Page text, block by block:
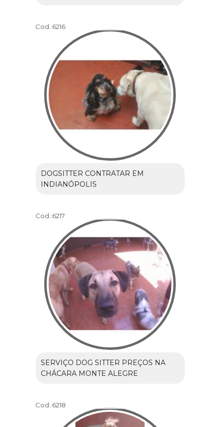
Cod.:6216
DOGSITTER CONTRATAR EM
INDIANÓPOLIS
Cod.:6217
SERVIÇO DOG SITTER PREÇOS NA
CHÁCARA MONTE ALEGRE
Cod.:6218